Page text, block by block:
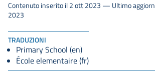
TRADUZIONI
Primary School (en)
École elementaire (fr)
Contenuto inserito il 2 ott 2023 — Ultimo
2023